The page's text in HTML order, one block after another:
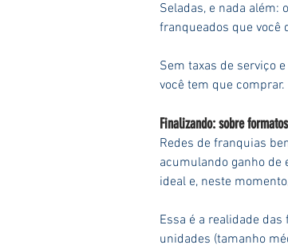
Seladas, e nada além:
franqueados que você
Sem taxas de serviço
você tem que comprar.
Finalizando: sobre
Redes de franquias
acumulando ganho de
ideal e, neste
Essa é a realidade
unidades (tamanho